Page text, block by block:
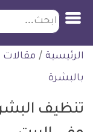
التخطي
للمحتوى
ابحث
الرئيسية / مقالات
بالبشرة
تنظيف